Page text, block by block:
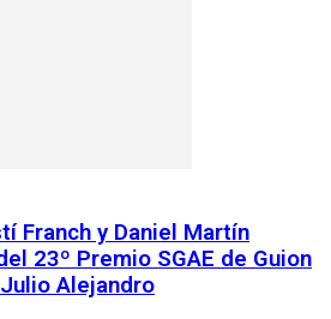
Franch y Daniel Martín
23º Premio SGAE de Guion
Alejandro